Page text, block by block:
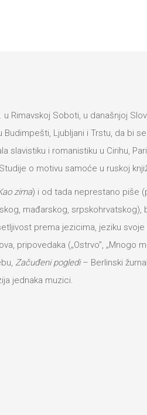
u Rimavskoj Soboti, u današnjoj
Ljubljani i Trstu, da bi
slavistiku i romanistiku u Cirihu,
o motivu samoće u ruskoj
zima) i od tada neprestano piše
mađarskog, srpskohrvatskog),
prema jezicima, jeziku
pripovedaka („Ostrvo”, „Mnogo
Začuđeni pogledi– Berlinski
jednaka muzici.